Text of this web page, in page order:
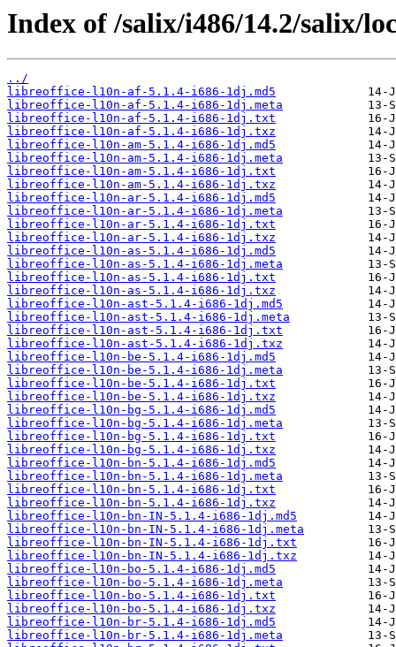
Index of /salix/i486/14.2/salix/
../
libreoffice-l10n-af-5.1.4-i686-1dj.md5
libreoffice-l10n-af-5.1.4-i686-1dj.meta
libreoffice-l10n-af-5.1.4-i686-1dj.txt
libreoffice-l10n-af-5.1.4-i686-1dj.txz
libreoffice-l10n-am-5.1.4-i686-1dj.md5
libreoffice-l10n-am-5.1.4-i686-1dj.meta
libreoffice-l10n-am-5.1.4-i686-1dj.txt
libreoffice-l10n-am-5.1.4-i686-1dj.txz
libreoffice-l10n-ar-5.1.4-i686-1dj.md5
libreoffice-l10n-ar-5.1.4-i686-1dj.meta
libreoffice-l10n-ar-5.1.4-i686-1dj.txt
libreoffice-l10n-ar-5.1.4-i686-1dj.txz
libreoffice-l10n-as-5.1.4-i686-1dj.md5
libreoffice-l10n-as-5.1.4-i686-1dj.meta
libreoffice-l10n-as-5.1.4-i686-1dj.txt
libreoffice-l10n-as-5.1.4-i686-1dj.txz
libreoffice-l10n-ast-5.1.4-i686-1dj.md5
libreoffice-l10n-ast-5.1.4-i686-1dj.meta
libreoffice-l10n-ast-5.1.4-i686-1dj.txt
libreoffice-l10n-ast-5.1.4-i686-1dj.txz
libreoffice-l10n-be-5.1.4-i686-1dj.md5
libreoffice-l10n-be-5.1.4-i686-1dj.meta
libreoffice-l10n-be-5.1.4-i686-1dj.txt
libreoffice-l10n-be-5.1.4-i686-1dj.txz
libreoffice-l10n-bg-5.1.4-i686-1dj.md5
libreoffice-l10n-bg-5.1.4-i686-1dj.meta
libreoffice-l10n-bg-5.1.4-i686-1dj.txt
libreoffice-l10n-bg-5.1.4-i686-1dj.txz
libreoffice-l10n-bn-5.1.4-i686-1dj.md5
libreoffice-l10n-bn-5.1.4-i686-1dj.meta
libreoffice-l10n-bn-5.1.4-i686-1dj.txt
libreoffice-l10n-bn-5.1.4-i686-1dj.txz
libreoffice-l10n-bn-IN-5.1.4-i686-1dj.md5
libreoffice-l10n-bn-IN-5.1.4-i686-1dj.meta
libreoffice-l10n-bn-IN-5.1.4-i686-1dj.txt
libreoffice-l10n-bn-IN-5.1.4-i686-1dj.txz
libreoffice-l10n-bo-5.1.4-i686-1dj.md5
libreoffice-l10n-bo-5.1.4-i686-1dj.meta
libreoffice-l10n-bo-5.1.4-i686-1dj.txt
libreoffice-l10n-bo-5.1.4-i686-1dj.txz
libreoffice-l10n-br-5.1.4-i686-1dj.md5
libreoffice-l10n-br-5.1.4-i686-1dj.meta